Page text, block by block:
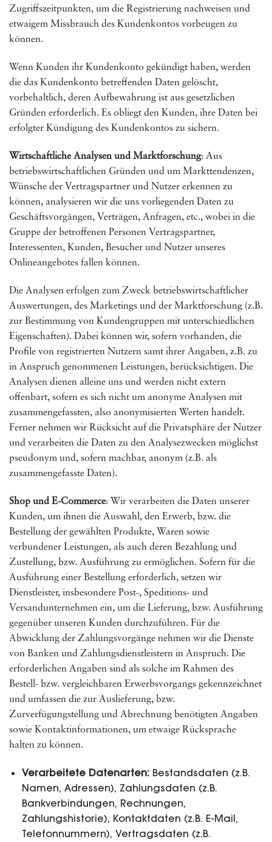
Zugriffszeitpunkten, um die Registrierung nachweisen und
etwaigem Missbrauch des Kundenkontos vorbeugen zu
können.
Wenn Kunden ihr Kundenkonto gekündigt haben, werden
die das Kundenkonto betreffenden Daten gelöscht,
vorbehaltlich, deren Aufbewahrung ist aus gesetzlichen
Gründen erforderlich. Es obliegt den Kunden, ihre Daten bei
erfolgter Kündigung des Kundenkontos zu sichern.
Wirtschaftliche Analysen und Marktforschung: Aus
betriebswirtschaftlichen Gründen und um Markttendenzen,
Wünsche der Vertragspartner und Nutzer erkennen zu
können, analysieren wir die uns vorliegenden Daten zu
Geschäftsvorgängen, Verträgen, Anfragen, etc., wobei in die
Gruppe der betroffenen Personen Vertragspartner,
Interessenten, Kunden, Besucher und Nutzer unseres
Onlineangebotes fallen können.
Die Analysen erfolgen zum Zweck betriebswirtschaftlicher
Auswertungen, des Marketings und der Marktforschung (z.B.
zur Bestimmung von Kundengruppen mit unterschiedlichen
Eigenschaften). Dabei können wir, sofern vorhanden, die
Profile von registrierten Nutzern samt ihrer Angaben, z.B. zu
in Anspruch genommenen Leistungen, berücksichtigen. Die
Analysen dienen alleine uns und werden nicht extern
offenbart, sofern es sich nicht um anonyme Analysen mit
zusammengefassten, also anonymisierten Werten handelt.
Ferner nehmen wir Rücksicht auf die Privatsphäre der Nutzer
und verarbeiten die Daten zu den Analysezwecken möglichst
pseudonym und, sofern machbar, anonym (z.B. als
zusammengefasste Daten).
Shop und E-Commerce: Wir verarbeiten die Daten unserer
Kunden, um ihnen die Auswahl, den Erwerb, bzw. die
Bestellung der gewählten Produkte, Waren sowie
verbundener Leistungen, als auch deren Bezahlung und
Zustellung, bzw. Ausführung zu ermöglichen. Sofern für die
Ausführung einer Bestellung erforderlich, setzen wir
Dienstleister, insbesondere Post-, Speditions- und
Versandunternehmen ein, um die Lieferung, bzw. Ausführung
gegenüber unseren Kunden durchzuführen. Für die
Abwicklung der Zahlungsvorgänge nehmen wir die Dienste
von Banken und Zahlungsdienstleistern in Anspruch. Die
erforderlichen Angaben sind als solche im Rahmen des
Bestell- bzw. vergleichbaren Erwerbsvorgangs gekennzeichnet
und umfassen die zur Auslieferung, bzw.
Zurverfügungstellung und Abrechnung benötigten Angaben
sowie Kontaktinformationen, um etwaige Rücksprache
halten zu können.
Verarbeitete Datenarten:Bestandsdaten (z.B.
Namen, Adressen), Zahlungsdaten (z.B.
Bankverbindungen, Rechnungen,
Zahlungshistorie), Kontaktdaten (z.B. E-Mail,
Telefonnummern), Vertragsdaten (z.B.